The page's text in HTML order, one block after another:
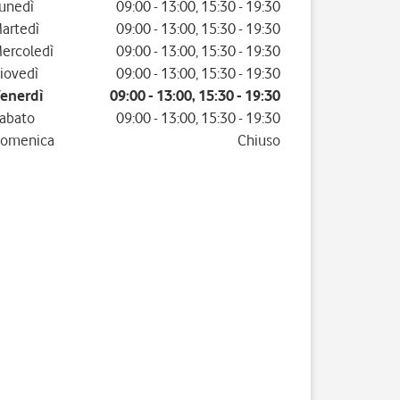
della settimanaOrario
09:00- 13:00, 15:30- 19:30
09:00- 13:00, 15:30- 19:30
09:00- 13:00, 15:30- 19:30
09:00- 13:00, 15:30- 19:30
09:00- 13:00, 15:30- 19:30
09:00- 13:00, 15:30- 19:30
Chiuso